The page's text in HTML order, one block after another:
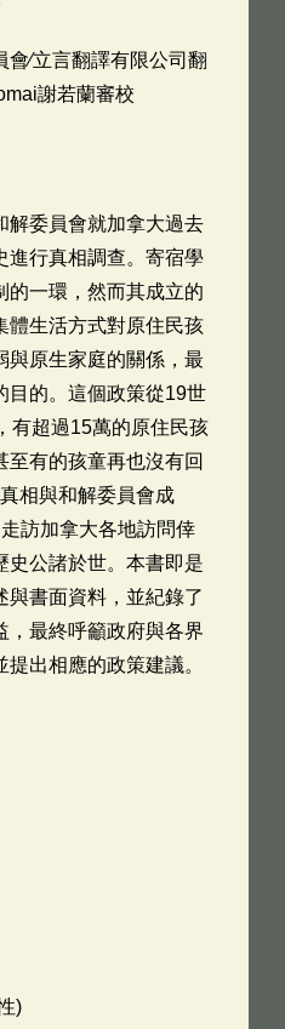
∕立言翻譯有限公司翻
謝若蘭審校
解委員會就加拿大過去
進行真相調查。寄宿學
的一環，然而其成立的
體生活方式對原住民孩
與原生家庭的關係，最
目的。這個政策從19世
有超過15萬的原住民孩
至有的孩童再也沒有回
相與和解委員會成
訪加拿大各地訪問倖
史公諸於世。本書即是
與書面資料，並紀錄了
，最終呼籲政府與各界
出相應的政策建議。
)